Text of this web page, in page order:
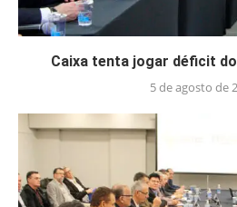
Caixa tenta jogar déficit do
5 de agosto de